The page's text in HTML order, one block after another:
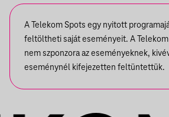
A Telekom Spots egy nyitott
feltöltheti saját eseményeit. A
nem szponzora az eseményeknek,
eseménynél kifejezetten feltüntettük.